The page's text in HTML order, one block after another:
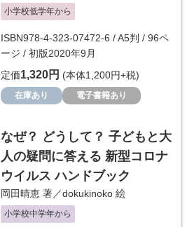
小学校低学年から
ISBN978-4-323-07472-6 / A5判 / 96ペ
ージ / 初版2020年9月
定価1,320円 (本体1,200円+税)
在庫あり 電子書籍あり
なぜ？ どうして？ 子どもと大
人の疑問に答える 新型コロナ
ウイルス ハンドブック
岡田晴恵 著／dokukinoko 絵
小学校中学年から